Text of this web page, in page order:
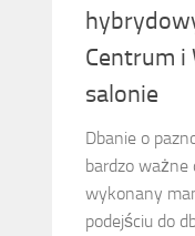
Centrum i
salonie
Dbanie o
bardzo ważne
wykonany
podejściu do